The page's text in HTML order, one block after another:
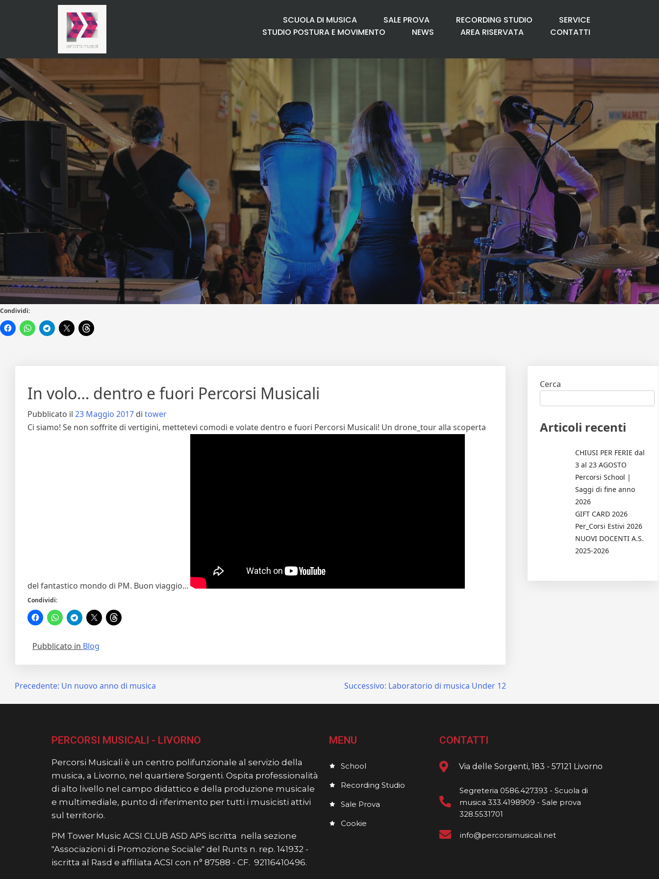
SCUOLA DI MUSICA SALE PROVA RECORDING STUDIO
SERVICE
STUDIO POSTURA E MOVIMENTO
NEWS AREA RISERVATA CONTATTI
Condividi:
In volo… dentro e fuori Percorsi Musicali
Pubblicato il 23 Maggio 2017 di tower
Ci siamo! Se non soffrite di vertigini, mettetevi comodi e volate dentro e fuori Percorsi Musicali! Un drone_tour alla scoperta
del fantastico mondo di PM. Buon viaggio...
Condividi:
Pubblicato in Blog
Navigazione
articoli
Precedente: Un nuovo anno di musica Successivo: Laboratorio di musica Under 12
Cerca
Articoli recenti
CHIUSI PER FERIE dal
3 al 23 AGOSTO
Percorsi School |
Saggi di fine anno
2026
GIFT CARD 2026
Per_Corsi Estivi 2026
NUOVI DOCENTI A.S.
2025-2026
PERCORSI MUSICALI - LIVORNO
Percorsi Musicali è un centro polifunzionale al servizio della
musica, a Livorno, nel quartiere Sorgenti. Ospita professionalità
di alto livello nel campo didattico e della produzione musicale
e multimediale, punto di riferimento per tutti i musicisti attivi
sul territorio.
PM Tower Music ACSI CLUB ASD APS iscritta nella sezione
"Associazioni di Promozione Sociale" del Runts n. rep. 141932 -
iscritta al Rasd e affiliata ACSI con n° 87588 - CF. 92116410496.
MENU
School
Recording Studio
Sale Prova
Cookie
CONTATTI
Via delle Sorgenti, 183 - 57121 Livorno
Segreteria 0586.427393 - Scuola di
musica 333.4198909 - Sale prova
328.5531701
info@percorsimusicali.net